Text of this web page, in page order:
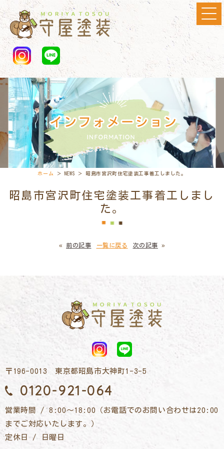
ホーム ＞ NEWS ＞ 昭島市宮沢町住宅塗装工事着工しました。
昭島市宮沢町住宅塗装工事着工しまし
た。
« 前の記事 一覧に戻る 次の記事 »
〒196-0013 東京都昭島市大神町1-3-5
0120-921-064
営業時間 / 8:00～18:00（お電話でのお問い合わせは20:00
までご対応いたします。）
定休日 / 日曜日